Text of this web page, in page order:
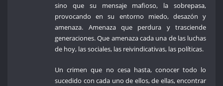
sino que su mensaje mafioso, la sobrepasa,
provocando en su entorno miedo, desazón y
amenaza. Amenaza que perdura y trasciende
generaciones. Que amenaza cada una de las luchas
de hoy, las sociales, las reivindicativas, las políticas.
Un crimen que no cesa hasta, conocer todo lo
sucedido con cada uno de ellos, de ellas, encontrar